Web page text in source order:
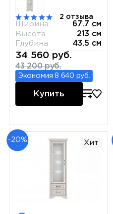
2 отзыва
Ширина
67.7 см
Высота
213 см
Глубина
43.5 см
34 560 руб.
43 200 руб.
Экономия 8 640 руб.
Купить
-20% Хит